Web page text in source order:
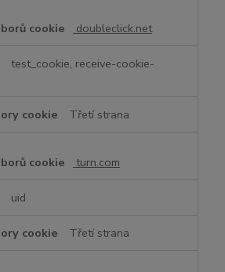
doubleclick.net
test_cookie, receive-cookie-
Třetí strana
turn.com
uid
Třetí strana